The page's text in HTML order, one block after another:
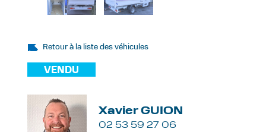
Retour à la liste des véhicules
VENDU
Xavier GUION
02 53 59 27 06